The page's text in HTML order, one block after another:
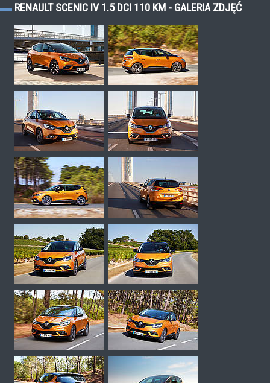
RENAULT SCENIC IV 1.5 DCI 110 KM - GALERIA ZDJĘĆ